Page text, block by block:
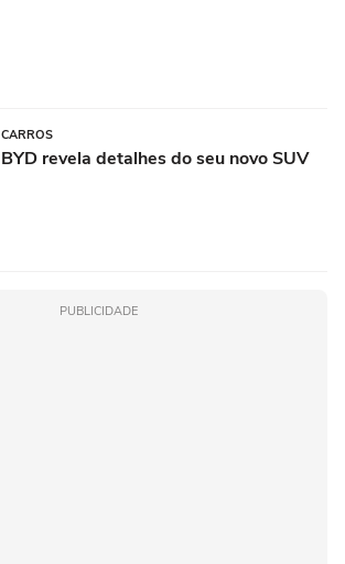
CARROS
BYD revela detalhes do seu novo SUV
PUBLICIDADE